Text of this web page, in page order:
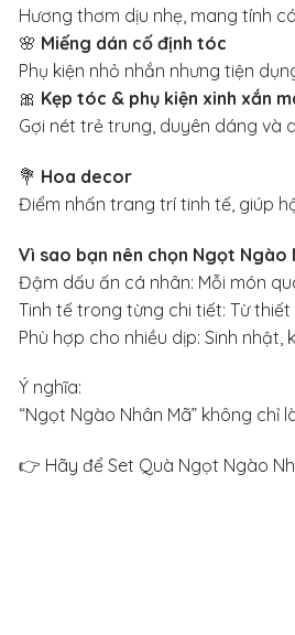
Hương thơm dịu nhẹ, mang tính
🌸 Miếng dán cố định tóc
Phụ kiện nhỏ nhắn nhưng tiện
🎀 Kẹp tóc & phụ kiện xinh xắn
Gợi nét trẻ trung, duyên dáng và
💐 Hoa decor
Điểm nhấn trang trí tinh tế, giúp
Vì sao bạn nên chọn Ngọt Ngào
Đậm dấu ấn cá nhân: Mỗi món
Tinh tế trong từng chi tiết: Từ
Phù hợp cho nhiều dịp: Sinh
Ý nghĩa:
“Ngọt Ngào Nhân Mã” không
👉 Hãy để Set Quà Ngọt Ngào